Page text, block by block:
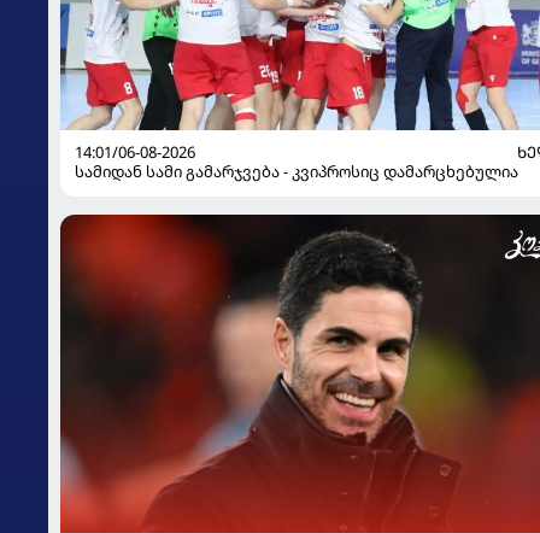
14:01/06-08-2026
სამიდან სამი გამარჯვება - კვიპროსიც დამარცხებულია